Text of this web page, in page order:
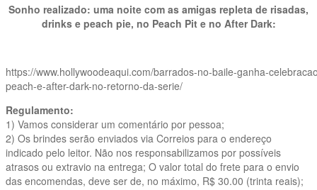
Sonho realizado: uma noite com as amigas repleta de risadas,
drinks e peach pie, no Peach Pit e no After Dark:
https://www.hollywoodeaqui.com/barrados-no-baile-ganha-
peach-e-after-dark-no-retorno-da-serie/
Regulamento:
1) Vamos considerar um comentário por pessoa;
2) Os brindes serão enviados via Correios para o endereço
indicado pelo leitor. Não nos responsabilizamos por possíveis
atrasos ou extravio na entrega; O valor total do frete para o envio
das encomendas, deve ser de, no máximo, R$ 30.00 (trinta reais);